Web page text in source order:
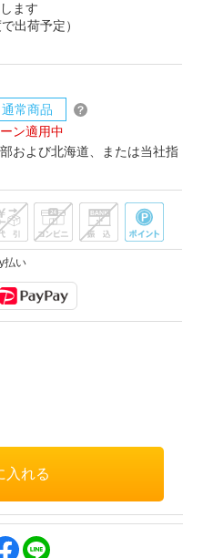
ます
出荷予定）
通常商品
ン適用中
および北海道、または当社指
払い